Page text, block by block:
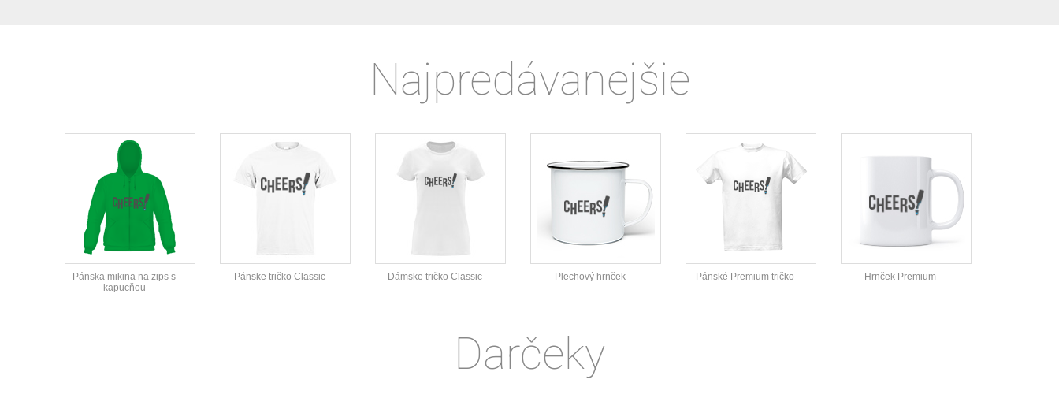
Najpredávanejšie
Pánska mikina na zips s
kapucňou
Pánske tričko Classic Dámske tričko Classic Plechový hrnček Pánské Premium tričko Hrnček Premium
Darčeky